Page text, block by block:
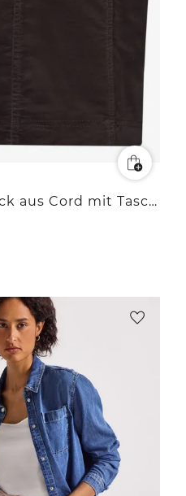
Knielanger Rock aus Cord mit Taschen